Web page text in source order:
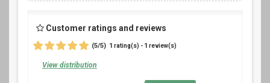
Customer ratings and reviews
(5/5) 1 rating(s) - 1 review(s)
View distribution